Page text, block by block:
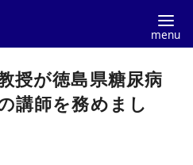
授が徳島県糖尿病
講師を務めまし